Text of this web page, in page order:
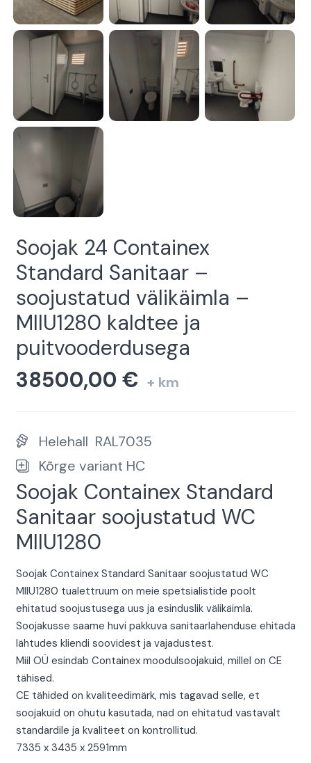
Soojak 24 Containex
Standard Sanitaar –
soojustatud välikäimla –
MIIU1280 kaldtee ja
puitvooderdusega
38500,00 € + km
Helehall RAL7035
Kõrge variant HC
Soojak Containex Standard
Sanitaar soojustatud WC
MIIU1280
Soojak Containex Standard Sanitaar soojustatud WC
MIIU1280 tualettruum on meie spetsialistide poolt
ehitatud soojustusega uus ja esinduslik välikäimla.
Soojakusse saame huvi pakkuva sanitaarlahenduse ehitada
lähtudes kliendi soovidest ja vajadustest.
Miil OÜ esindab Containex moodulsoojakuid, millel on CE
tähised.
CE tähided on kvaliteedimärk, mis tagavad selle, et
soojakuid on ohutu kasutada, nad on ehitatud vastavalt
standardile ja kvaliteet on kontrollitud.
7335 x 3435 x 2591mm